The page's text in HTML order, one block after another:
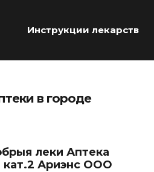
Инструкции лекарств
в городе
леки Аптека
кат.2 Ариэнс ООО